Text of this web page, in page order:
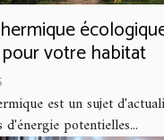
votre habitat
est un sujet
d'énergie potentielles...